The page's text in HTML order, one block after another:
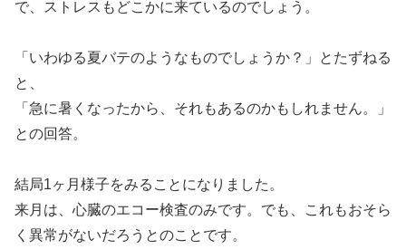
で、ストレスもどこかに来ているのでしょう。
「いわゆる夏バテのようなものでしょうか？」とたずねる
と、
「急に暑くなったから、それもあるのかもしれません。」
との回答。
結局1ヶ月様子をみることになりました。
来月は、心臓のエコー検査のみです。でも、これもおそら
く異常がないだろうとのことです。